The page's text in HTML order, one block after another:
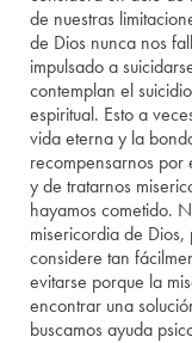
de nuestras
de Dios nunca nos
impulsado a
contemplan el
espiritual. Esto a
vida eterna y la
recompensarnos por
y de tratarnos
hayamos cometido.
misericordia de
considere tan
evitarse porque la
encontrar una
buscamos ayuda